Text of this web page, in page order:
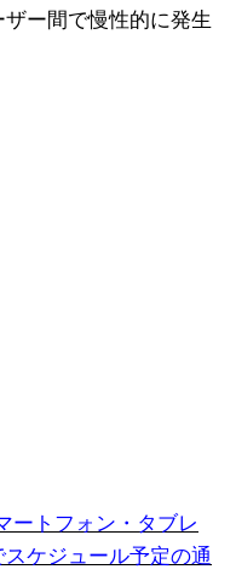
ー間で慢性的に発生
ートフォン・タブレ
ケジュール予定の通